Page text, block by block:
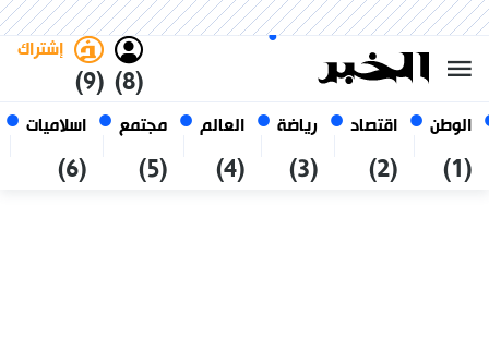
الوطن
(1)
اقتصاد
(2)
رياضة
(3)
العالم
(4)
مجتمع
(5)
اسلاميات
(6)
(8)
إشتراك
(9)
أغسطس 2026
الجزائر